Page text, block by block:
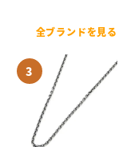
全ブランドを見る